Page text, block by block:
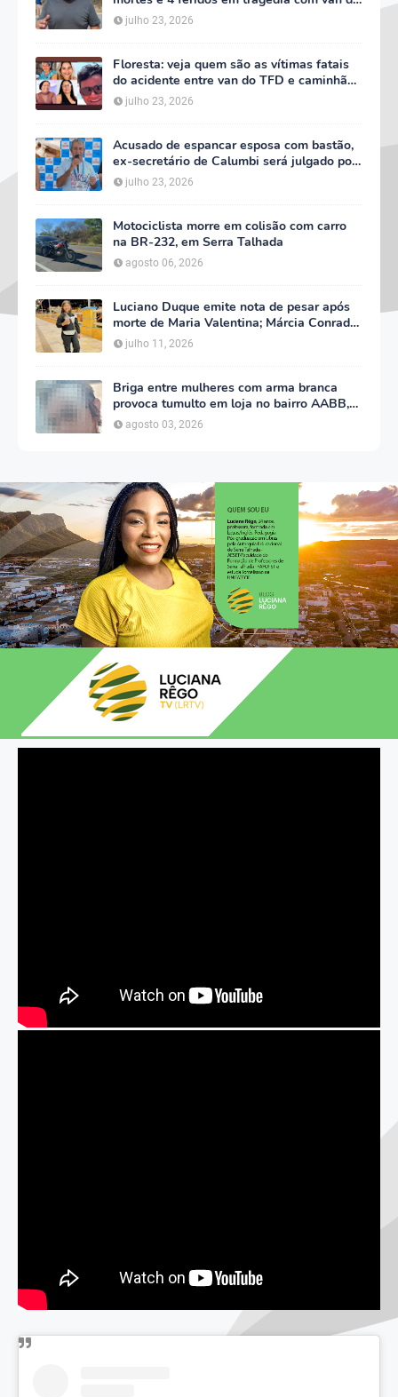
TFD e decreta três dias de luto oficial
julho 23, 2026
Floresta: veja quem são as vítimas fatais
do acidente entre van do TFD e caminhão
na PE-360
julho 23, 2026
Acusado de espancar esposa com bastão,
ex-secretário de Calumbi será julgado por
tentativa de feminicídio
julho 23, 2026
Motociclista morre em colisão com carro
na BR-232, em Serra Talhada
agosto 06, 2026
Luciano Duque emite nota de pesar após
morte de Maria Valentina; Márcia Conrado
decreta luto oficial de três dias em Serra
julho 11, 2026
Briga entre mulheres com arma branca
provoca tumulto em loja no bairro AABB,
em Serra Talhada
agosto 03, 2026